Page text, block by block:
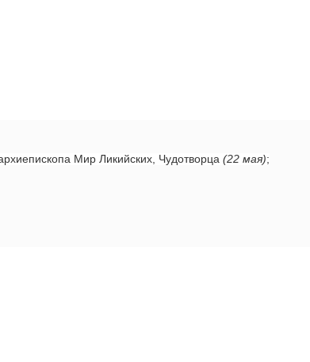
Мир Ликийских, Чудотворца (22 мая);